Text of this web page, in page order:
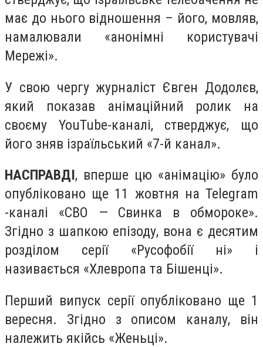
має до нього відношення – його, мовляв,
намалювали «анонімні користувачі
Мережі».
У свою чергу журналіст Євген Додолєв,
який показав анімаційний ролик на
своєму YouTube-каналі, стверджує, що
його зняв ізраїльський «7-й канал».
НАСПРАВДІ, вперше цю «анімацію» було
опубліковано ще 11 жовтня на Telegram
-каналі «СВО — Свинка в обмороке».
Згідно з шапкою епізоду, вона є десятим
розділом серії «Русофобії ні» і
називається «Хлевропа та Бішенці».
Перший випуск серії опубліковано ще 1
вересня. Згідно з описом каналу, він
належить якійсь «Женьці».